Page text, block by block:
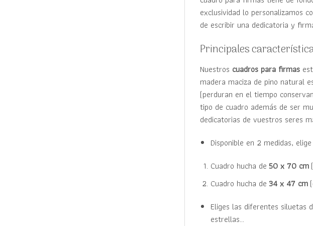
exclusividad lo personalizamos
de escribir una dedicatoria y
Principales
Nuestros cuadros para firmas
madera maciza de pino natural
(perduran en el tiempo
tipo de cuadro además de ser
dedicatorias de vuestros seres
Disponible en 2 medidas,
Cuadro hucha de50 x 70 cm
Cuadro hucha de 34 x 47 cm
Eliges las diferentes siluetas
estrellas…